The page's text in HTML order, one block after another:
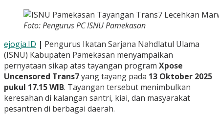
Foto: Pengurus PC ISNU Pamekasan
ejogja.ID | Pengurus Ikatan Sarjana Nahdlatul Ulama
(ISNU) Kabupaten Pamekasan menyampaikan
pernyataan sikap atas tayangan program Xpose
Uncensored Trans7yang tayang pada 13 Oktober 2025
pukul 17.15 WIB. Tayangan tersebut menimbulkan
keresahan di kalangan santri, kiai, dan masyarakat
pesantren di berbagai daerah.